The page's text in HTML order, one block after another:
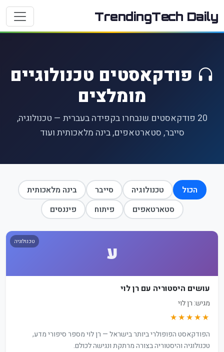
TrendingTech Daily
פודקאסטים טכנולוגיים
מומלצים
20 פודקאסטים שנבחרו בקפידה בעברית — טכנולוגיה,
סייבר, סטארטאפים, בינה מלאכותית ועוד
הכול טכנולוגיה סייבר
בינה מלאכותית
סטארטאפים
פיתוח פיננסים
ע טכנולוגיה
עושים היסטוריה עם רן לוי
מגיש: רן לוי
★★★★★
הפודקאסט הפופולרי ביותר בישראל — רן לוי מספר סיפורי מדע,
טכנולוגיה והיסטוריה בצורה מרתקת ונגישה לכולם.